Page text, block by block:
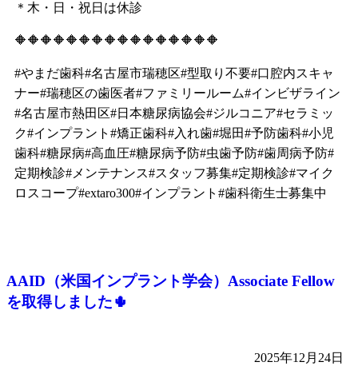
＊木・日・祝日は休診
🔶🔶🔶🔶🔶🔶🔶🔶🔶🔶🔶🔶🔶🔶🔶🔶
#やまだ歯科#名古屋市瑞穂区#型取り不要#口腔内スキャ
ナー#瑞穂区の歯医者#ファミリールーム#インビザライン
#名古屋市熱田区#日本糖尿病協会#ジルコニア#セラミッ
ク#インプラント#矯正歯科#入れ歯#堀田#予防歯科#小児
歯科#糖尿病#高血圧#糖尿病予防#虫歯予防#歯周病予防#
定期検診#メンテナンス#スタッフ募集#定期検診#マイク
ロスコープ#extaro300#インプラント#歯科衛生士募集中
AAID（米国インプラント学会）Associate Fellow
を取得しました🌵
2025年12月24日